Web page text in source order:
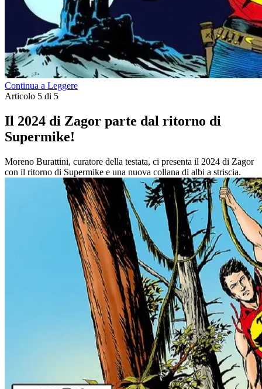
Continua a Leggere
Articolo 5 di 5
Il 2024 di Zagor parte dal ritorno di
Supermike!
Moreno Burattini, curatore della testata, ci presenta il 2024 di Zagor
con il ritorno di Supermike e una nuova collana di albi a striscia.